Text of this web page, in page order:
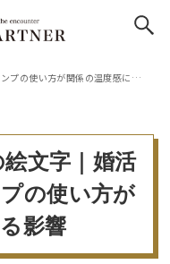
【婚活辞典】LINEの絵文字｜婚活中の絵文字・スタンプの使い方が関係の温度感に与える影響
絵文字｜婚活
の使い方が
影響